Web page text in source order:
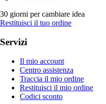
30 giorni per cambiare idea
Restituisci il tuo ordine
Servizi
Il mio account
Centro assistenza
Traccia il mio ordine
Restituisci il mio ordine
Codici sconto